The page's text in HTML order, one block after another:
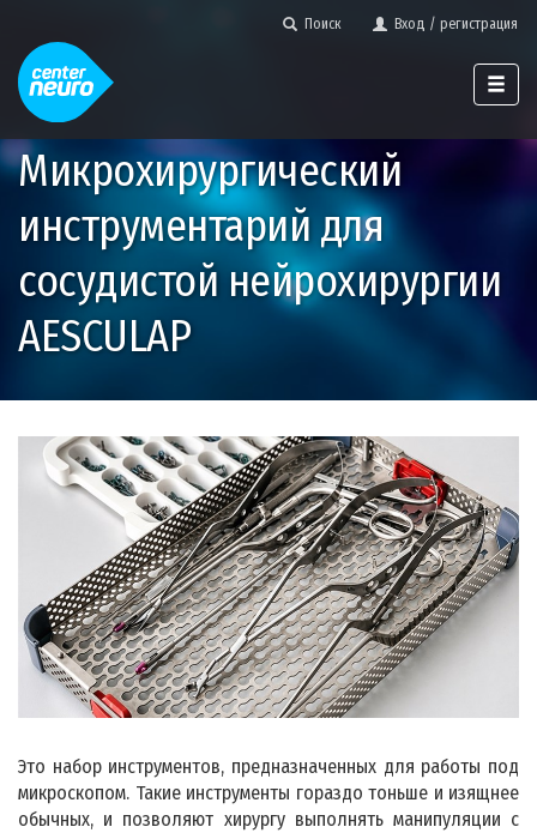
Поиск Вход / регистрация
Микрохирургический
инструментарий для
сосудистой нейрохирургии
AESCULAP
Это набор инструментов, предназначенных для работы под
микроскопом. Такие инструменты гораздо тоньше и изящнее
обычных, и позволяют хирургу выполнять манипуляции с